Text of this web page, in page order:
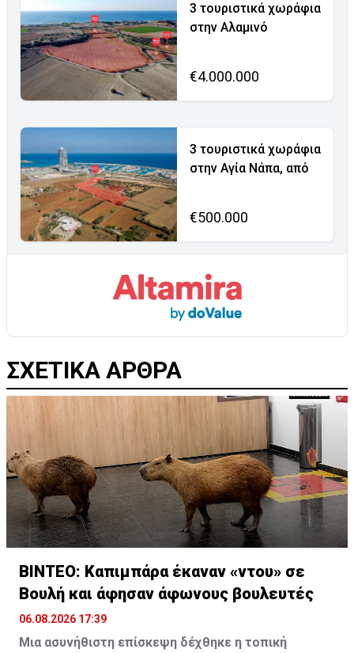
3 τουριστικά χωράφια
στην Αλαμινό
€4.000.000
3 τουριστικά χωράφια
στην Αγία Νάπα, από
€500.000
ΣΧΕΤΙΚΑ ΑΡΘΡΑ
ΒΙΝΤΕΟ: Καπιμπάρα έκαναν «ντου» σε
Βουλή και άφησαν άφωνους βουλευτές
06.08.2026 17:39
Μια ασυνήθιστη επίσκεψη δέχθηκε η τοπική